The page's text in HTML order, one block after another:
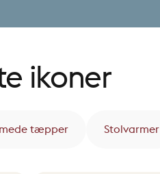
ikoner
tæpper Stolvarmer